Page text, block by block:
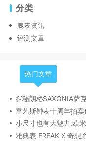
分类
腕表资讯
评测文章
热门文章
探秘朗格SAXONIA萨
雅典表 FREAK X 奇想